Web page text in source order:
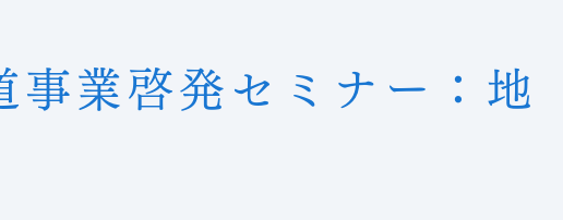
業啓発セミナー：地